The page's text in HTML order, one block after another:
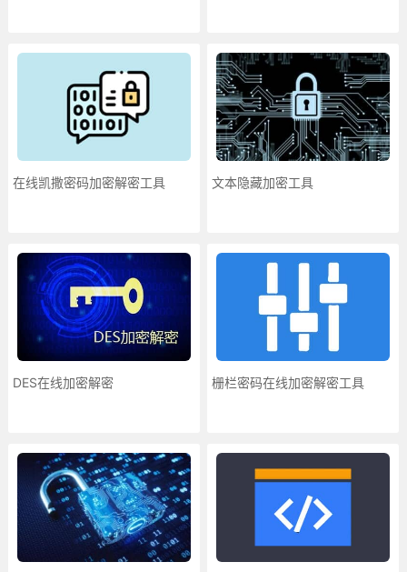
在线凯撒密码加密解密工具 文本隐藏加密工具
DES在线加密解密 栅栏密码在线加密解密工具